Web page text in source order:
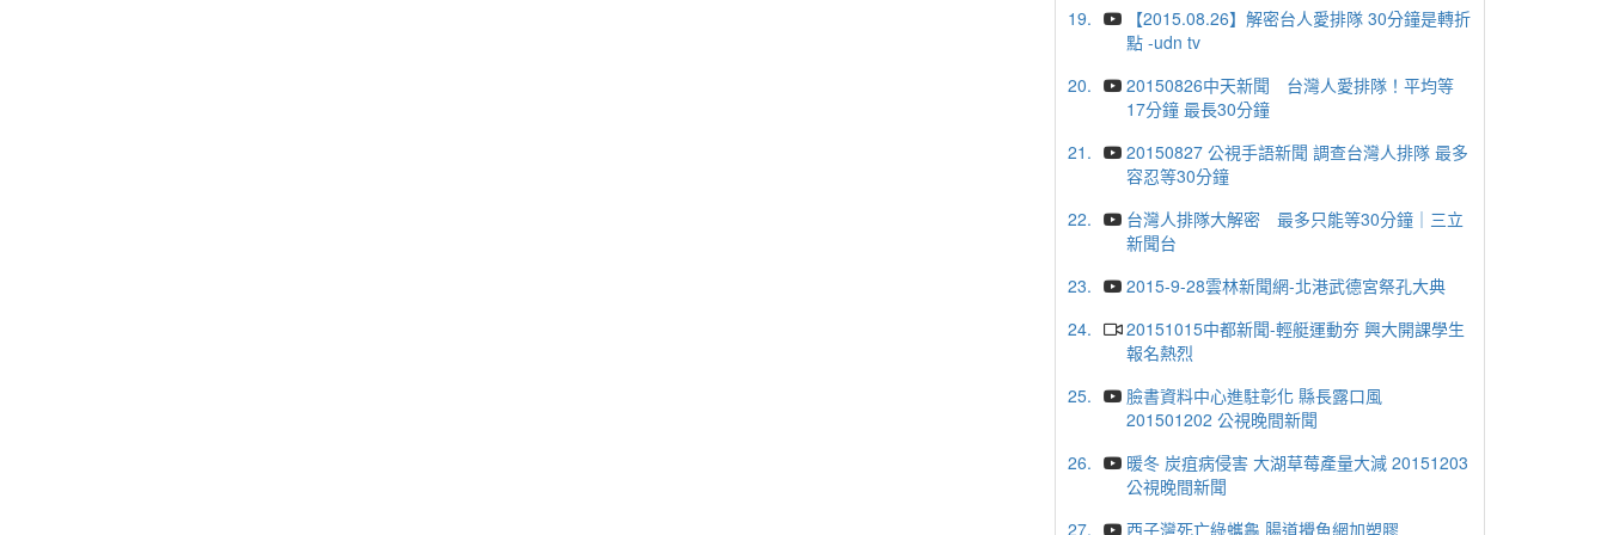
19.
【2015.08.26】解密台人愛排隊 30分鐘是轉折
點 -udn tv
20.
20150826中天新聞 台灣人愛排隊！平均等
17分鐘 最長30分鐘
21.
20150827 公視手語新聞 調查台灣人排隊 最多
容忍等30分鐘
22.
台灣人排隊大解密 最多只能等30分鐘｜三立
新聞台
23.
2015-9-28雲林新聞網-北港武德宮祭孔大典
24.
20151015中都新聞-輕艇運動夯 興大開課學生
報名熱烈
25.
臉書資料中心進駐彰化 縣長露口風
201501202 公視晚間新聞
26.
暖冬 炭疽病侵害 大湖草莓產量大減 20151203
公視晚間新聞
27.
西子灣死亡綠蠵龜 腸道攪魚網加塑膠